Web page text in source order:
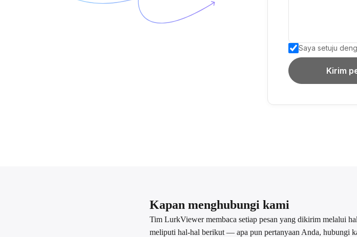
Saya setuju
Kirim
Kapan menghubungi kami
Tim LurkViewer membaca setiap pesan yang dikirim melalui
meliputi hal-hal berikut — apa pun pertanyaan Anda, hubungi